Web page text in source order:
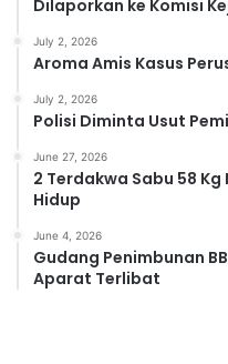
Dilaporkan ke Komisi
July 2, 2026
Aroma Amis Kasus
July 2, 2026
Polisi Diminta Usut
June 27, 2026
2 Terdakwa Sabu 58
Hidup
June 4, 2026
Gudang Penimbunan
Aparat Terlibat